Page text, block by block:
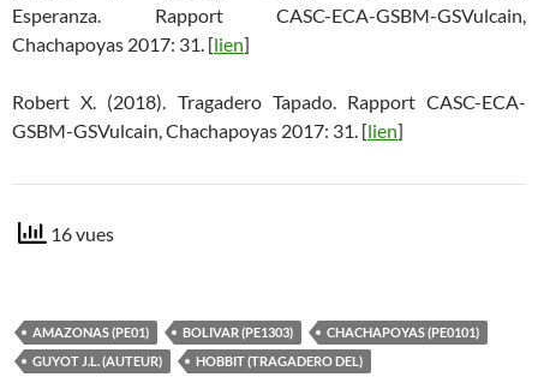
Esperanza. Rapport CASC-ECA-GSBM-GSVulcain,
Chachapoyas 2017: 31. [lien]
Robert X. (2018). Tragadero Tapado. Rapport CASC-ECA-
GSBM-GSVulcain, Chachapoyas 2017: 31. [lien]
16 vues
AMAZONAS (PE01) BOLIVAR (PE1303)
CHACHAPOYAS (PE0101)
GUYOT J.L. (AUTEUR)
HOBBIT (TRAGADERO DEL)